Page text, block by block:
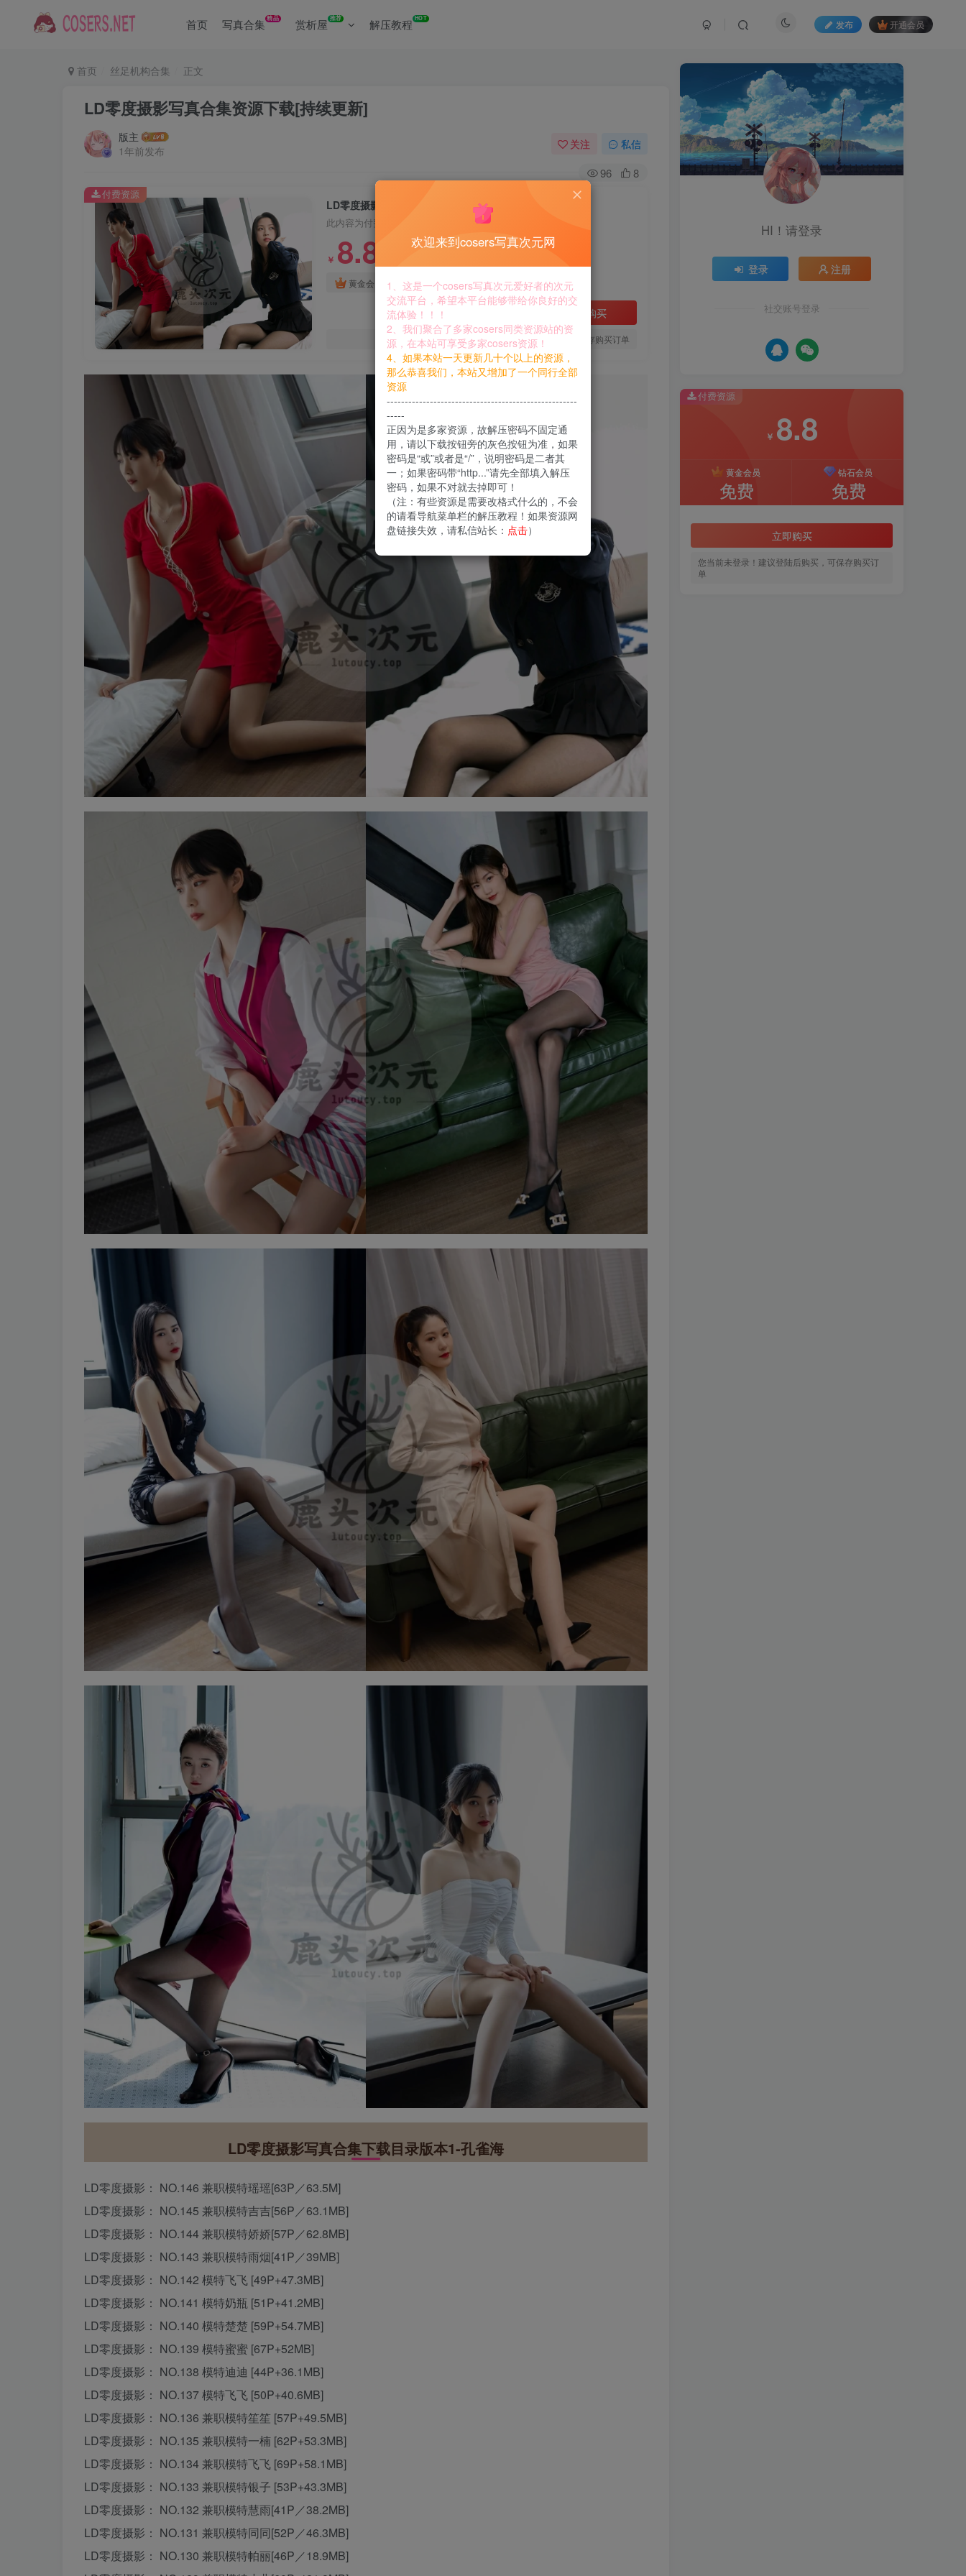
首页 写真合集 精品 赏析屋 推荐 解压教程 HOT
发布 开通会员
首页 丝足机构合集 正文
LD零度摄影写真合集资源下载[持续更新]
版主
1年前发布
关注 私信
96 8
LD零度摄影写真合集资源下载[持续更新]
此内容为付费资源，请付费后查看
￥ 8.8
黄金会员 免费 钻石会员免费
立即购买
您当前未登录！建议登陆后购买，可保存购买订单
付费资源
LD零度摄影写真合集下载目录版本1-孔雀海
LD零度摄影： NO.146 兼职模特瑶瑶[63P／63.5M]
LD零度摄影： NO.145 兼职模特吉吉[56P／63.1MB]
LD零度摄影： NO.144 兼职模特娇娇[57P／62.8MB]
LD零度摄影： NO.143 兼职模特雨烟[41P／39MB]
LD零度摄影： NO.142 模特飞飞 [49P+47.3MB]
LD零度摄影： NO.141 模特奶瓶 [51P+41.2MB]
LD零度摄影： NO.140 模特楚楚 [59P+54.7MB]
LD零度摄影： NO.139 模特蜜蜜 [67P+52MB]
LD零度摄影： NO.138 模特迪迪 [44P+36.1MB]
LD零度摄影： NO.137 模特飞飞 [50P+40.6MB]
LD零度摄影： NO.136 兼职模特笙笙 [57P+49.5MB]
LD零度摄影： NO.135 兼职模特一楠 [62P+53.3MB]
LD零度摄影： NO.134 兼职模特飞飞 [69P+58.1MB]
LD零度摄影： NO.133 兼职模特银子 [53P+43.3MB]
LD零度摄影： NO.132 兼职模特慧雨[41P／38.2MB]
LD零度摄影： NO.131 兼职模特同同[52P／46.3MB]
LD零度摄影： NO.130 兼职模特帕丽[46P／18.9MB]
HI！请登录
登录 注册
社交账号登录
付费资源
￥ 8.8
黄金会员
免费
钻石会员
免费
立即购买
您当前未登录！建议登陆后购买，可保存购买订
单
欢迎来到cosers写真次元网
1、这是一个cosers写真次元爱好者的次元
交流平台，希望本平台能够带给你良好的交
流体验！！！
2、我们聚合了多家cosers同类资源站的资
源，在本站可享受多家cosers资源！
4、如果本站一天更新几十个以上的资源，
那么恭喜我们，本站又增加了一个同行全部
资源
-----------------------------------------------------
-----
正因为是多家资源，故解压密码不固定通
用，请以下载按钮旁的灰色按钮为准，如果
密码是“或”或者是“/”，说明密码是二者其
一；如果密码带“http...”请先全部填入解压
密码，如果不对就去掉即可！
（注：有些资源是需要改格式什么的，不会
的请看导航菜单栏的解压教程！如果资源网
盘链接失效，请私信站长： 点击）